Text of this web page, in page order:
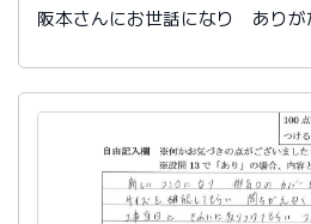
阪本さんにお世話になり ありが